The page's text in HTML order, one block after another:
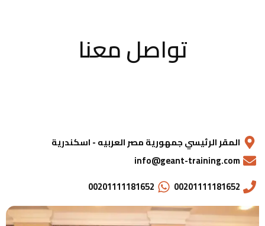
تواصل معنا
المقر الرئيسي جمهورية مصر العربيه - اسكندرية
info@geant-training.com
00201111181652
00201111181652